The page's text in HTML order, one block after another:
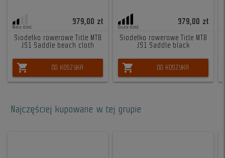
Mała ilość
379,00 zł
Siodełko rowerowe Title MTB
JS1 Saddle beach cloth
shopping_cart DO KOSZYKA
Duża ilość
379,00 zł
Siodełko rowerowe Title MTB
JS1 Saddle black
shopping_cart DO KOSZYKA
Najczęściej kupowane w tej grupie